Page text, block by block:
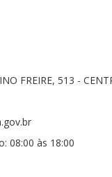
FREIRE, 513 -
08:00 às 18:00